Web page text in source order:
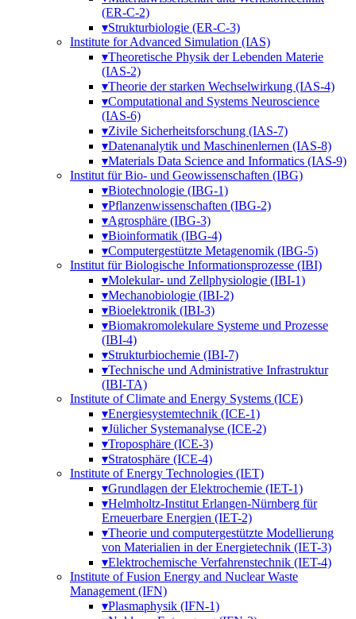
(ER-C-2)
▾Strukturbiologie (ER-C-3)
Institute for Advanced Simulation (IAS)
▾Theoretische Physik der Lebenden Materie
(IAS-2)
▾Theorie der starken Wechselwirkung (IAS-4)
▾Computational and Systems Neuroscience
(IAS-6)
▾Zivile Sicherheitsforschung (IAS-7)
▾Datenanalytik und Maschinenlernen (IAS-8)
▾Materials Data Science and Informatics (IAS-9)
Institut für Bio- und Geo­wissen­schaften (IBG)
▾Biotechnologie (IBG-1)
▾Pflanzenwissenschaften (IBG-2)
▾Agrosphäre (IBG-3)
▾Bioinformatik (IBG-4)
▾Computergestützte Metagenomik (IBG-5)
Institut für Biologische In­formations­prozesse (IBI)
▾Molekular- und Zellphysiologie (IBI-1)
▾Mechanobiologie (IBI-2)
▾Bioelektronik (IBI-3)
▾Biomakromolekulare Systeme und Prozesse
(IBI-4)
▾Strukturbiochemie (IBI-7)
▾Technische und Administrative Infrastruktur
(IBI-TA)
Institute of Climate and Energy Systems (ICE)
▾Energiesystemtechnik (ICE-1)
▾Jülicher Systemanalyse (ICE-2)
▾Troposphäre (ICE-3)
▾Stratosphäre (ICE-4)
Institute of Energy Technologies (IET)
▾Grundlagen der Elektrochemie (IET-1)
▾Helmholtz-Institut Erlangen-Nürnberg für
Erneuerbare Energien (IET-2)
▾Theorie und computergestützte Modellierung
von Materialien in der Energietechnik (IET-3)
▾Elektrochemische Verfahrenstechnik (IET-4)
Institute of Fusion Energy and Nuclear Waste
Management (IFN)
▾Plasmaphysik (IFN-1)